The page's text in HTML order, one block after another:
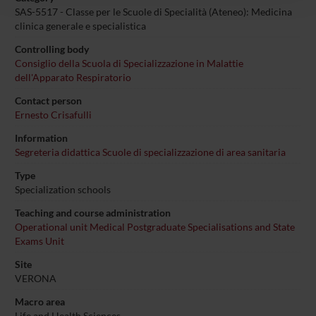
con altre informazioni che hai fornito loro o che hanno
raccolto dal tuo utilizzo dei loro servizi.
SAS-5517 - Classe per le Scuole di Specialità (Ateneo): Medicina
clinica generale e specialistica
Controlling body
Consiglio della Scuola di Specializzazione in Malattie
dell'Apparato Respiratorio
Contact person
Ernesto Crisafulli
Information
Segreteria didattica Scuole di specializzazione di area sanitaria
Type
Specialization schools
Teaching and course administration
Operational unit Medical Postgraduate Specialisations and State
Exams Unit
Site
VERONA
Macro area